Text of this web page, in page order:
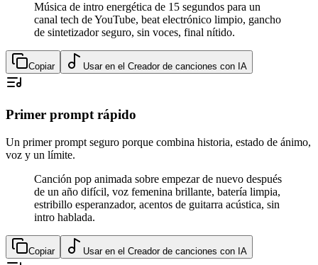
Música de intro energética de 15 segundos para un
canal tech de YouTube, beat electrónico limpio, gancho
de sintetizador seguro, sin voces, final nítido.
Copiar Usar en el Creador de canciones con IA
Primer prompt rápido
Un primer prompt seguro porque combina historia, estado de ánimo,
voz y un límite.
Canción pop animada sobre empezar de nuevo después
de un año difícil, voz femenina brillante, batería limpia,
estribillo esperanzador, acentos de guitarra acústica, sin
intro hablada.
Copiar Usar en el Creador de canciones con IA